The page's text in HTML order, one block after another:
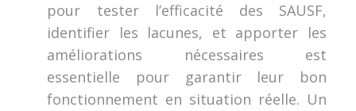
pour tester l’efficacité des SAUSF,
identifier les lacunes, et apporter les
améliorations nécessaires est
essentielle pour garantir leur bon
fonctionnement en situation réelle. Un